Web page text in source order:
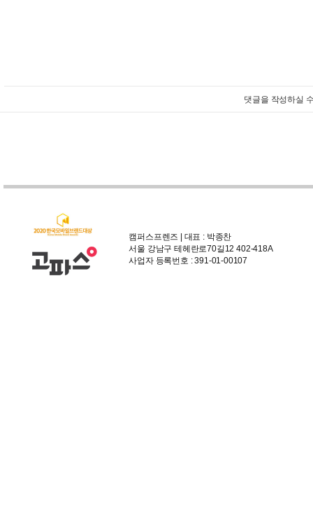
댓글을 작성하실
캠퍼스프렌즈 | 대표 : 박종찬
서울 강남구 테헤란로70길12 402-418A
사업자 등록번호 : 391-01-00107